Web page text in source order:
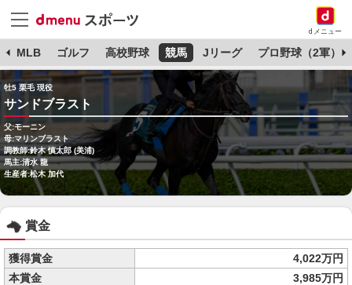
dメニュー
MLB ゴルフ 高校野球 競馬 Jリーグ プロ野球（2軍）
牡5 栗毛 現役
サンドブラスト
父:モーニン
母:マリンブラスト
調教師:鈴木 慎太郎 (美浦)
馬主:清水 龍
生産者:松木 加代
賞金
獲得賞金
4,022万円
本賞金
3,985万円